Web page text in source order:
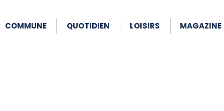
COMMUNE QUOTIDIEN LOISIRS MAGAZINE